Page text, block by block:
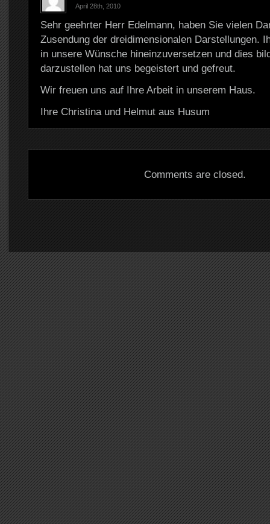
April 28th, 2010
Sehr geehrter Herr Edelmann, haben Sie vielen
Zusendung der dreidimensionalen Darstellungen.
in unsere Wünsche hineinzuversetzen und dies
darzustellen hat uns begeistert und gefreut.
Wir freuen uns auf Ihre Arbeit in unserem Haus.
Ihre Christina und Helmut aus Husum
Comments are closed.